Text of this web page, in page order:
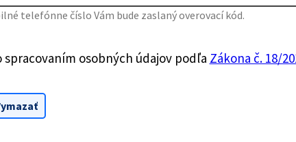
telefónne číslo Vám bude zaslaný overovací kód.
spracovaním osobných údajov podľa Zákona č. 18/